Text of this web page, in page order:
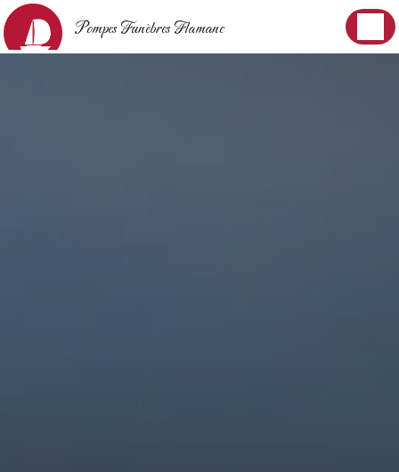
Pompes Funèbres Flamanc
Panneau de gestion des cookies